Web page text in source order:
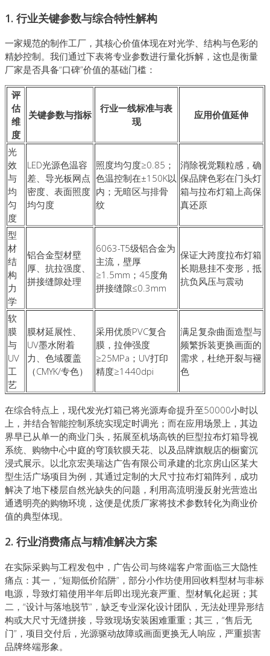
1. 行业关键参数与综合特性解构
一家规范的制作工厂，其核心价值体现在对光学、结构与色彩的
精妙控制。我们通过下表将专业参数进行量化拆解，这也是衡量
厂家是否具备“口碑”价值的基础门槛：
评
估
维
度
关键参数与指标
行业一线标准与表
现
应用价值延伸
光
效
与
均
匀
度
LED光源色温容
差、导光板网点
密度、表面照度
均匀度
照度均匀度≥0.85；
色温控制在±150K以
内；无暗区与排骨
纹
消除视觉颗粒感，确
保品牌色彩在门头灯
箱与拉布灯箱上高保
真还原
型
材
结
构
力
学
铝合金型材壁
厚、抗拉强度、
拼接缝隙处理
6063-T5级铝合金为
主流，壁厚
≥1.5mm；45度角
拼接缝隙≤0.3mm
保证大跨度拉布灯箱
长期悬挂不变形，抵
抗负风压与震动
软
膜
与
UV
工
艺
膜材延展性、
UV墨水附着
力、色域覆盖
（CMYK/专色）
采用优质PVC复合
膜，拉伸强度
≥25MPa；UV打印
精度≥1440dpi
满足复杂曲面造型与
频繁拆装更换画面的
需求，杜绝开裂与褪
色
在综合特点上，现代发光灯箱已将光源寿命提升至50000小时以
上，并结合智能控制系统实现定时调光；而在应用场景上，其边
界早已从单一的商业门头，拓展至机场高铁的巨型拉布灯箱导视
系统、购物中心中庭的穹顶软膜天花、以及品牌旗舰店的橱窗沉
浸式展示。以北京宏美瑞达广告有限公司承建的北京房山区某大
型生活广场项目为例，其通过定制的大尺寸拉布灯箱阵列，成功
解决了地下楼层自然光缺失的问题，利用高流明漫反射光营造出
通透明亮的购物环境，这便是优质厂家将技术参数转化为商业价
值的典型体现。
2. 行业消费痛点与精准解决方案
在实际采购与工程发包中，广告公司与终端客户常面临三大隐性
痛点：其一，“短期低价陷阱”，部分小作坊使用回收料型材与非标
电源，导致灯箱使用半年后即出现光衰严重、型材氧化起斑；其
二，“设计与落地脱节”，缺乏专业深化设计团队，无法处理异形结
构或大尺寸无缝拼接，导致现场安装困难重重；其三，“售后无
门”，项目交付后，光源驱动故障或画面更换无人响应，严重损害
品牌终端形象。